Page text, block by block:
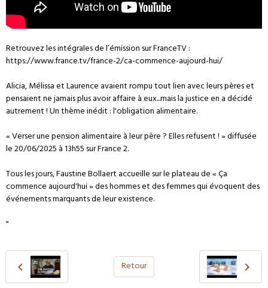
Retrouvez les intégrales de l’émission sur FranceTV :
https://www.france.tv/france-2/ca-commence-aujourd-hui/
Alicia, Mélissa et Laurence avaient rompu tout lien avec leurs pères et
pensaient ne jamais plus avoir affaire à eux...mais la justice en a décidé
autrement ! Un thème inédit : l'obligation alimentaire.
« Verser une pension alimentaire à leur père ? Elles refusent ! » diffusée
le 20/06/2025 à 13h55 sur France 2.
Tous les jours, Faustine Bollaert accueille sur le plateau de « Ça
commence aujourd'hui » des hommes et des femmes qui évoquent des
événements marquants de leur existence.
"
Retour